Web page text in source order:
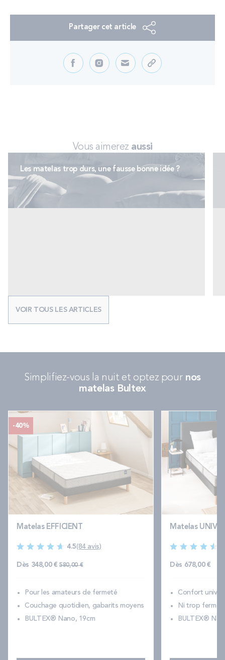
Partager cet article
Vous aimerez aussi
Les matelas trop durs, une fausse bonne idée ?
VOIR TOUS LES ARTICLES
Simplifiez-vous la nuit et optez pournos
matelas Bultex
-40%
Matelas EFFICIENT
4.5(84 avis)
Dès 348,00 € Prix normal
580,00 €
Pour les amateurs de fermeté
Couchage quotidien, gabarits moyens
BULTEX® Nano, 19cm
Matelas
Dès 678,00 €
Confort
Ni trop ferme,
BULTEX®